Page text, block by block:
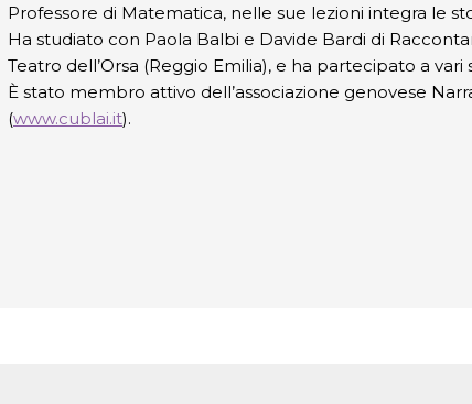
Professore di Matematica, nelle sue lezioni integra le
Ha studiato con Paola Balbi e Davide Bardi di
Teatro dell’Orsa (Reggio Emilia), e ha partecipato a vari
È stato membro attivo dell’associazione genovese
(www.cublai.it).